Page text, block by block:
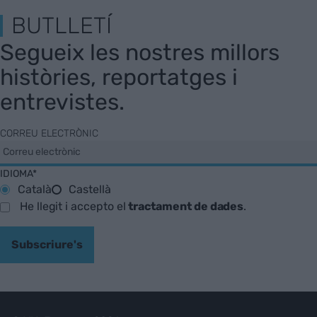
BUTLLETÍ
Segueix les nostres millors
històries, reportatges i
entrevistes.
CORREU ELECTRÒNIC
IDIOMA*
Català
Castellà
He llegit i accepto eltractament de dades.
Subscriure's